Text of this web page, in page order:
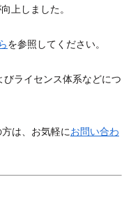
上しました。
を参照してください。
ライセンス体系などにつ
は、お気軽にお問い合わ